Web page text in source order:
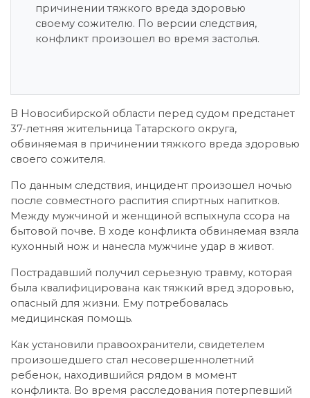
причинении тяжкого вреда здоровью
своему сожителю. По версии следствия,
конфликт произошел во время застолья.
В Новосибирской области перед судом предстанет
37-летняя жительница Татарского округа,
обвиняемая в причинении тяжкого вреда здоровью
своего сожителя.
По данным следствия, инцидент произошел ночью
после совместного распития спиртных напитков.
Между мужчиной и женщиной вспыхнула ссора на
бытовой почве. В ходе конфликта обвиняемая взяла
кухонный нож и нанесла мужчине удар в живот.
Пострадавший получил серьезную травму, которая
была квалифицирована как тяжкий вред здоровью,
опасный для жизни. Ему потребовалась
медицинская помощь.
Как установили правоохранители, свидетелем
произошедшего стал несовершеннолетний
ребенок, находившийся рядом в момент
конфликта. Во время расследования потерпевший